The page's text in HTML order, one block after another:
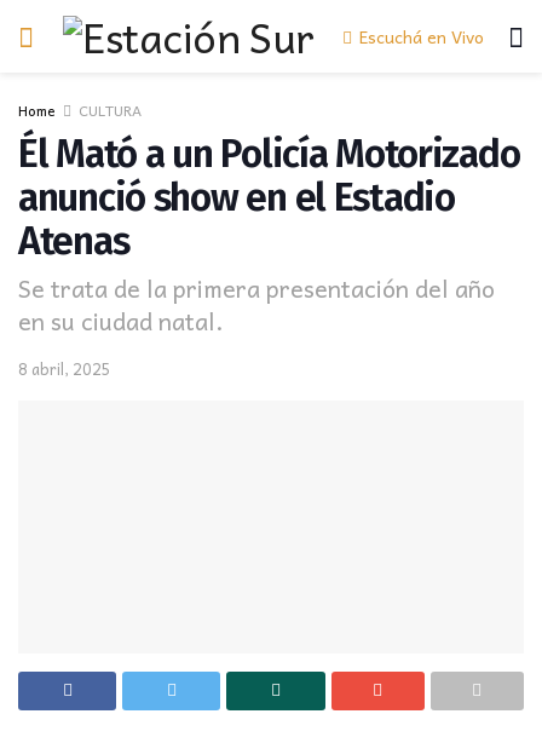
Escuchá en Vivo
Home CULTURA
Él Mató a un Policía Motorizado
anunció show en el Estadio
Atenas
Se trata de la primera presentación del año
en su ciudad natal.
8 abril, 2025